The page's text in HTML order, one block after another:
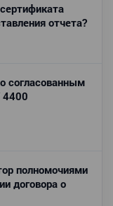
отчета?
согласованным
4400
полномочиями
договора о